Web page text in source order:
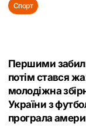
Спорт
Першими
потім стався
молодіжна
України з
програла